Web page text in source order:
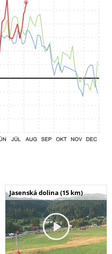
Jasenská dolina (15 km)